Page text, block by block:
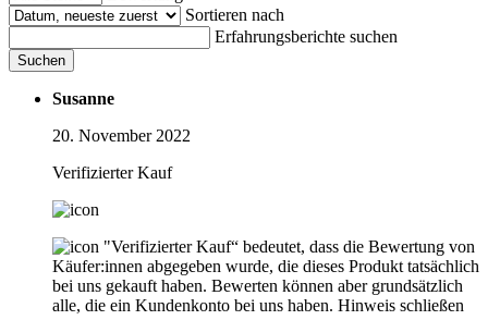
Sortieren nach
Erfahrungsberichte suchen
Suchen
Susanne
20. November 2022
Verifizierter Kauf
"Verifizierter Kauf“ bedeutet, dass die Bewertung von
Käufer:innen abgegeben wurde, die dieses Produkt tatsächlich
bei uns gekauft haben. Bewerten können aber grundsätzlich
alle, die ein Kundenkonto bei uns haben. Hinweis schließen